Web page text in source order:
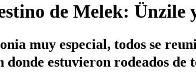
de Melek: Ünzile
muy especial, todos se
estuvieron rodeados de